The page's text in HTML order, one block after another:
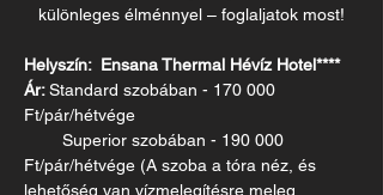
különleges élménnyel – foglaljatok most!
Helyszín:  Ensana Thermal Hévíz Hotel****
Ár: Standard szobában - 170 000
Ft/pár/hétvége
Ft/pár/hétvége (A szoba a tóra néz, és
lehetőség van vízmelegítésre meleg